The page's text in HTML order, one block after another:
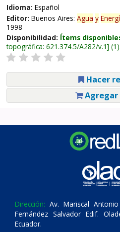
Idioma: Español
Editor: Buenos Aires: Agua y
1998
Disponibilidad: Ítems
topográfica: 621.374.5/A282/v.1 (1).
Hacer
Dirección: Av. Mariscal
Fernández Salvador Edif.
Ecuador.